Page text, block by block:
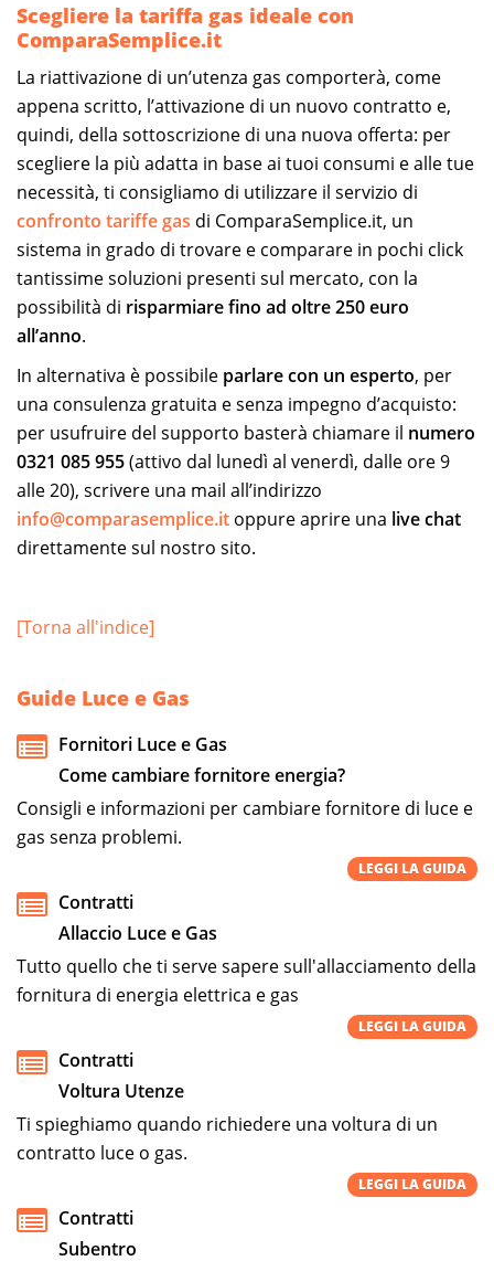
Scegliere la tariffa gas ideale con
ComparaSemplice.it
La riattivazione di un’utenza gas comporterà, come
appena scritto, l’attivazione di un nuovo contratto e,
quindi, della sottoscrizione di una nuova offerta: per
scegliere la più adatta in base ai tuoi consumi e alle tue
necessità, ti consigliamo di utilizzare il servizio di
confronto tariffe gas di ComparaSemplice.it, un
sistema in grado di trovare e comparare in pochi click
tantissime soluzioni presenti sul mercato, con la
possibilità di risparmiare fino ad oltre 250 euro
all’anno.
In alternativa è possibile parlare con un esperto, per
una consulenza gratuita e senza impegno d’acquisto:
per usufruire del supporto basterà chiamare il numero
0321 085 955(attivo dal lunedì al venerdì, dalle ore 9
alle 20), scrivere una mail all’indirizzo
info@comparasemplice.it oppure aprire una live chat
direttamente sul nostro sito.
[Torna all'indice]
Guide Luce e Gas
Fornitori Luce e Gas
Come cambiare fornitore energia?
Consigli e informazioni per cambiare fornitore di luce e
gas senza problemi.
LEGGI LA GUIDA
Contratti
Allaccio Luce e Gas
Tutto quello che ti serve sapere sull'allacciamento della
fornitura di energia elettrica e gas
LEGGI LA GUIDA
Contratti
Voltura Utenze
Ti spieghiamo quando richiedere una voltura di un
contratto luce o gas.
LEGGI LA GUIDA
Contratti
Subentro